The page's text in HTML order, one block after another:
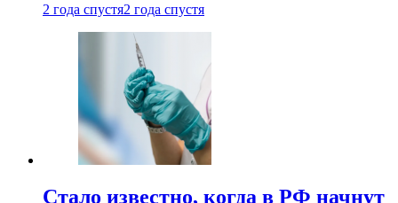
2 года спустя2 года спустя
Стало известно, когда в РФ начнут